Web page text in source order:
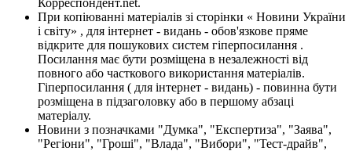
При копіюванні матеріалів зі сторінки « Новини України
і світу» , для інтернет - видань - обов'язкове пряме
відкрите для пошукових систем гіперпосилання .
Посилання має бути розміщена в незалежності від
повного або часткового використання матеріалів.
Гіперпосилання ( для інтернет - видань) - повинна бути
розміщена в підзаголовку або в першому абзаці
матеріалу.
Новини з позначками "Думка", "Експертиза", "Заява",
"Регіони", "Гроші", "Влада", "Вибори", "Тест-драйв",